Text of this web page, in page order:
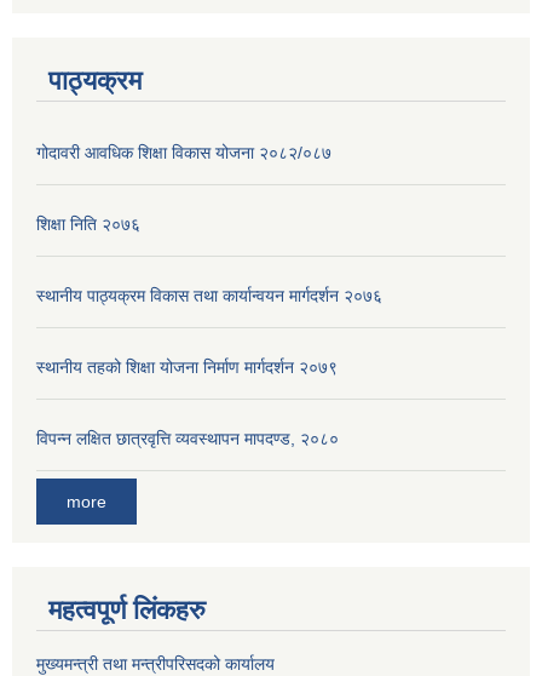
पाठ्यक्रम
गोदावरी आवधिक शिक्षा विकास योजना २०८२/०८७
शिक्षा निति २०७६
स्थानीय पाठ्यक्रम विकास तथा कार्यान्वयन मार्गदर्शन २०७६
स्थानीय तहको शिक्षा योजना निर्माण मार्गदर्शन २०७९
विपन्न लक्षित छात्रवृत्ति व्यवस्थापन मापदण्ड, २०८०
more
महत्वपूर्ण लिंकहरु
मुख्यमन्त्री तथा मन्त्रीपरिसदको कार्यालय